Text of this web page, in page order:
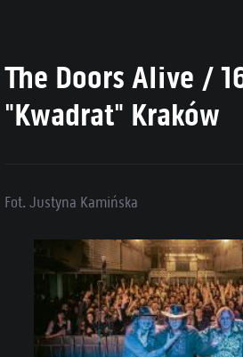
The Doors Alive /
"Kwadrat" Kraków
Fot. Justyna Kamińska